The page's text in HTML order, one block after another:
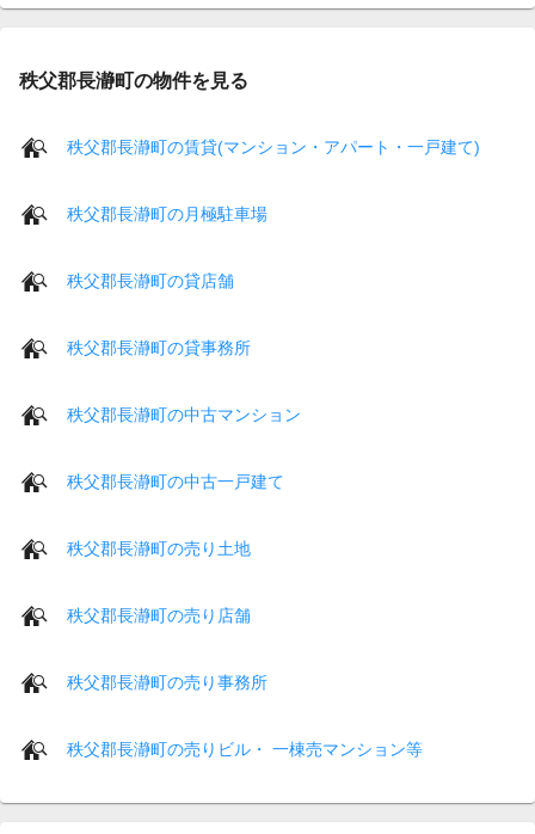
秩父郡長瀞町の物件を見る
秩父郡長瀞町の賃貸(マンション・アパート・一戸建て)
秩父郡長瀞町の月極駐車場
秩父郡長瀞町の貸店舗
秩父郡長瀞町の貸事務所
秩父郡長瀞町の中古マンション
秩父郡長瀞町の中古一戸建て
秩父郡長瀞町の売り土地
秩父郡長瀞町の売り店舗
秩父郡長瀞町の売り事務所
秩父郡長瀞町の売りビル・ 一棟売マンション等